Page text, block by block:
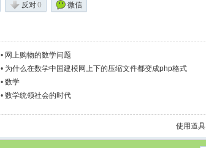
反对0 微信
• 网上购物的数学问题
• 为什么在数学中国建模网上下的压缩文件都变成php格式
• 数学
• 数学统领社会的时代
使用道具